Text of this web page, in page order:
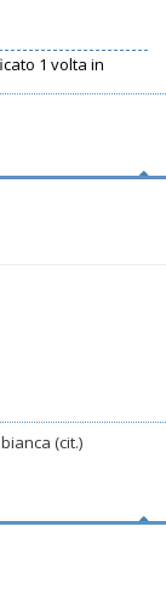
1 volta in
(cit.)